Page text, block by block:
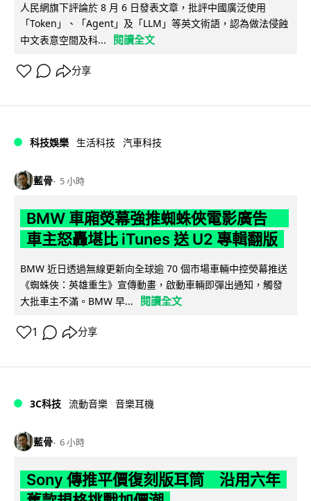
人民網旗下評論於 8 月 6 日發表文章，批評中國廣泛使用
「Token」、「Agent」及「LLM」等英文術語，認為做法侵蝕
中文表意空間及科...
閱讀全文
分享
科技娛樂 生活科技 汽車科技
藍骨 5 小時
BMW 車廂熒幕強推蜘蛛俠電影廣告
車主怒轟堪比 iTunes 送 U2 專輯翻版
BMW 近日透過無線更新向全球逾 70 個市場車輛中控熒幕推送
《蜘蛛俠：英雄重生》宣傳動畫，啟動車輛即彈出通知，觸發
大批車主不滿。BMW 早...
閱讀全文
1 分享
3C科技 流動音樂 音樂耳機
藍骨 6 小時
Sony 傳推平價復刻版耳筒 沿用六年